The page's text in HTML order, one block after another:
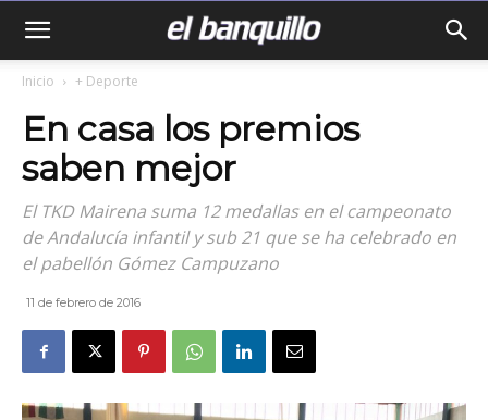
Inicio + Deporte
En casa los premios
saben mejor
El TKD Mairena suma 12 medallas en el campeonato
de Andalucía infantil y sub 21 que se ha celebrado en
el pabellón Gómez Campuzano
11 de febrero de 2016